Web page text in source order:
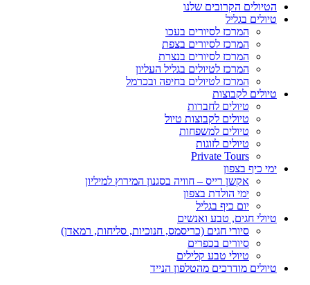
הטיולים הקרובים שלנו
טיולים בגליל
המרכז לסיורים בעכו
המרכז לסיורים בצפת
המרכז לסיורים בנצרת
המרכז לטיולים בגליל העליון
המרכז לטיולים בחיפה ובכרמל
טיולים לקבוצות
טיולים לחברות
טיולים לקבוצות טיול
טיולים למשפחות
טיולים לזוגות
Private Tours
ימי כיף בצפון
אקשן רייס – חוויה בסגנון המירוץ למיליון
ימי הולדת בצפון
יום כיף בגליל
טיולי חגים, טבע ואנשים
סיורי חגים (כריסמס, חנוכיות, סליחות, רמאדן)
סיורים בכפרים
טיולי טבע קלילים
טיולים מודרכים מהטלפון הנייד